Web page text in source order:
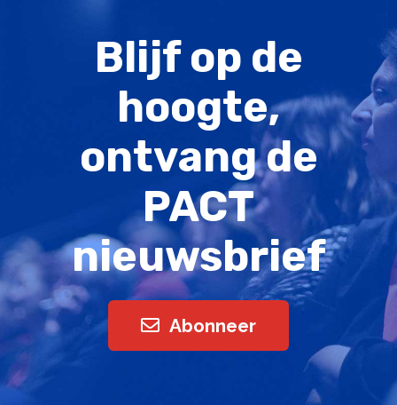
Blijf op de
hoogte,
ontvang de
PACT
nieuwsbrief
Abonneer